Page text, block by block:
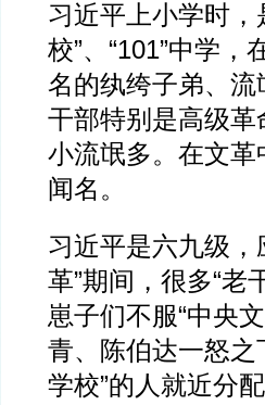
习近平上小学时，
校”、“101”中学
名的纨绔子弟、
干部特别是高级
小流氓多。在文
闻名。
习近平是六九级，
革”期间，很多“老
崽子们不服“中央
青、陈伯达一怒
学校”的人就近分